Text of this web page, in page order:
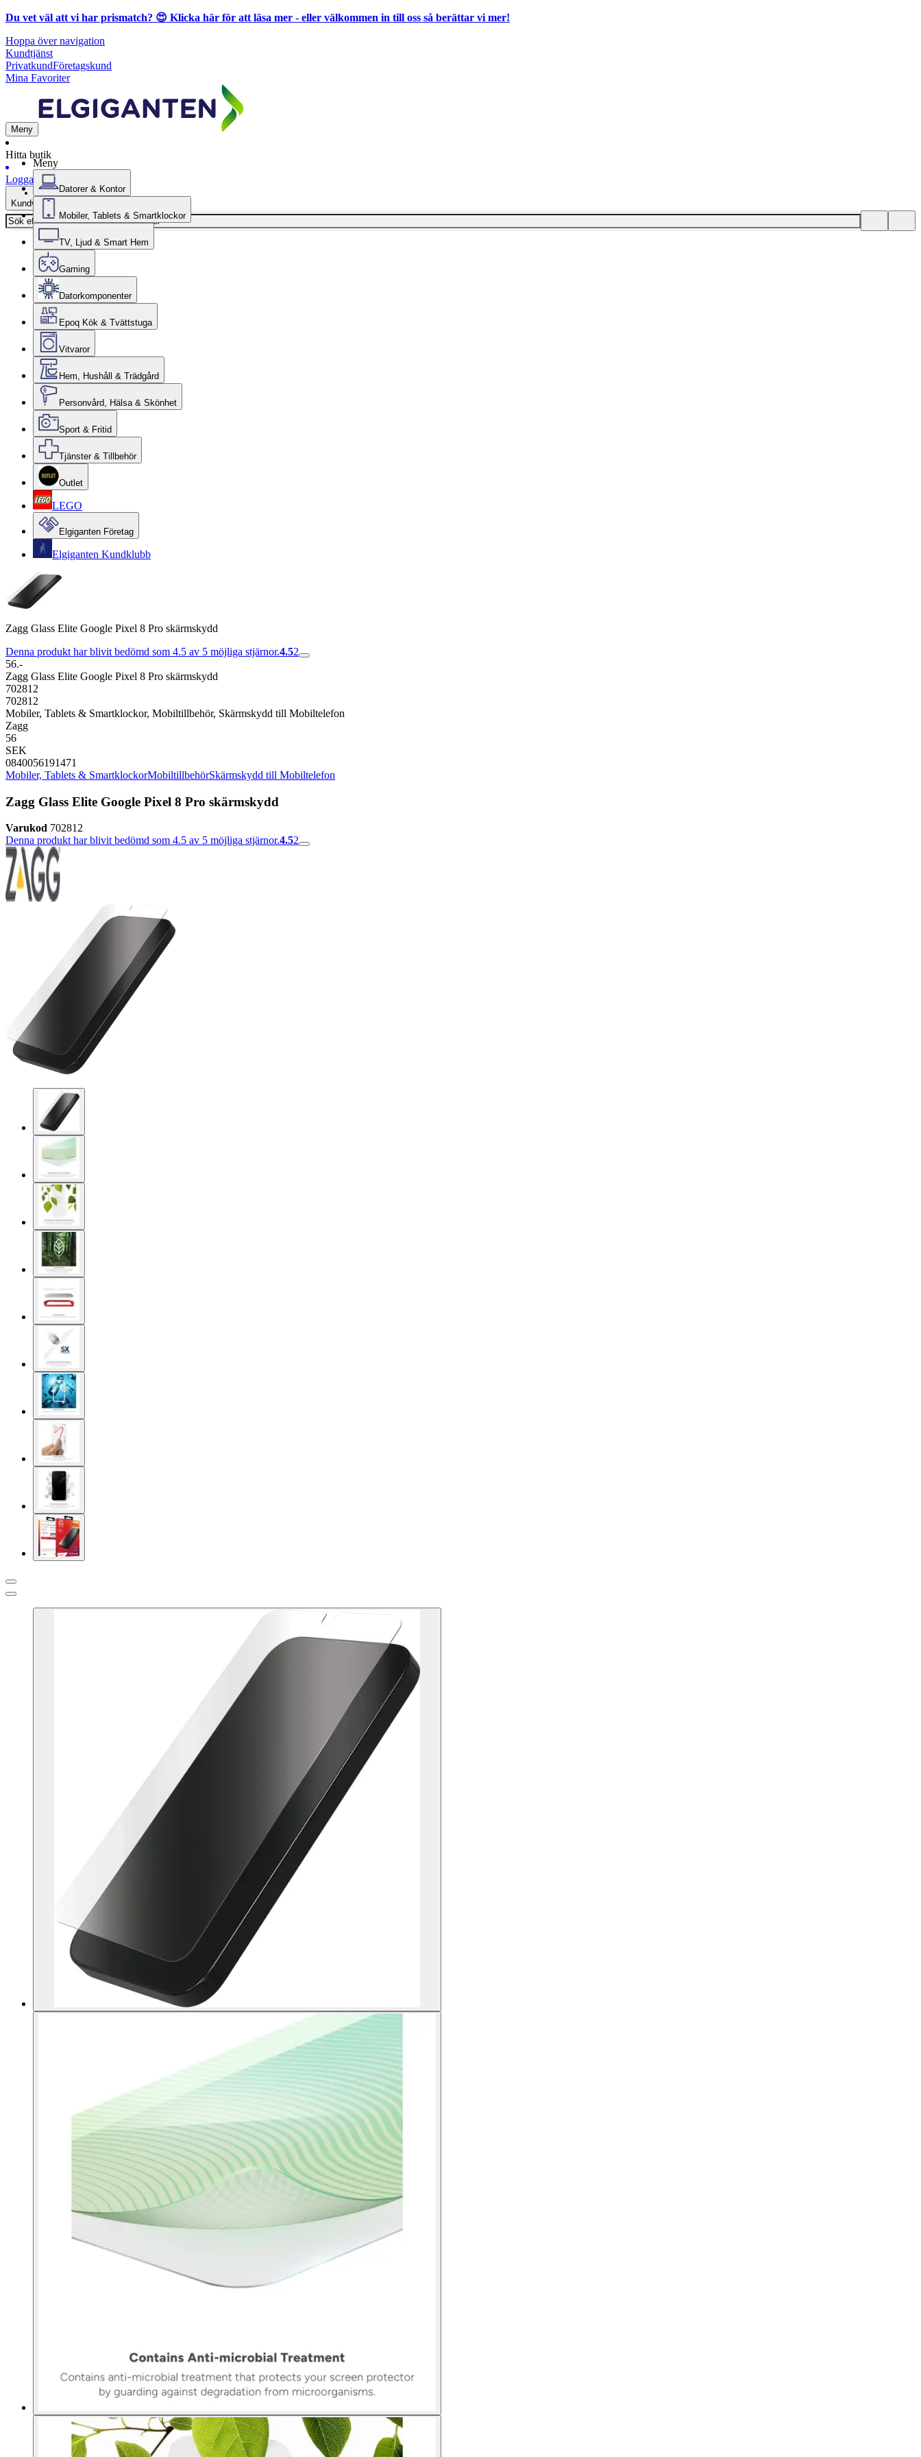
Du vet väl att vi har prismatch? 😍 Klicka här för att läsa mer - eller välkommen in till oss så berättar vi mer!
Hoppa över navigation
Kundtjänst
PrivatkundFöretagskund
Mina Favoriter
Meny
Hitta butik
Logga in
Kundvagn
Meny
Datorer & Kontor
Mobiler, Tablets & Smartklockor
TV, Ljud & Smart Hem
Gaming
Datorkomponenter
Epoq Kök & Tvättstuga
Vitvaror
Hem, Hushåll & Trädgård
Personvård, Hälsa & Skönhet
Sport & Fritid
Tjänster & Tillbehör
Outlet
LEGO
Elgiganten Företag
Elgiganten Kundklubb
Zagg Glass Elite Google Pixel 8 Pro skärmskydd
Denna produkt har blivit bedömd som 4.5 av 5 möjliga stjärnor.4.52
56.-
Zagg Glass Elite Google Pixel 8 Pro skärmskydd
702812
702812
Mobiler, Tablets & Smartklockor, Mobiltillbehör, Skärmskydd till Mobiltelefon
Zagg
56
SEK
0840056191471
Mobiler, Tablets & SmartklockorMobiltillbehörSkärmskydd till Mobiltelefon
Zagg Glass Elite Google Pixel 8 Pro skärmskydd
Varukod 702812
Denna produkt har blivit bedömd som 4.5 av 5 möjliga stjärnor.4.52